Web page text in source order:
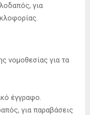
για
νομοθεσίας για τα
έγγραφο.
για παραβάσεις